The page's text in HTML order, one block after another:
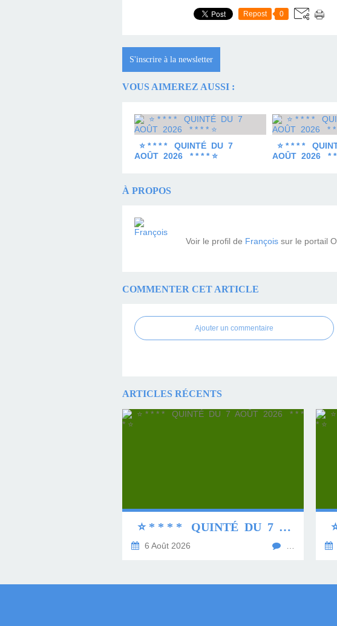
Repost 0
S'inscrire à la newsletter
VOUS AIMEREZ AUSSI :
⭐ * * * * QUINTÉ DU 7
AOÛT 2026 * * * * ⭐
⭐ * * * *
AOÛT 2026 * *
À PROPOS
Voir le profil de François sur le portail
COMMENTER CET ARTICLE
Ajouter un commentaire
ARTICLES RÉCENTS
⭐ * * * * QUINTÉ DU 7 AOÛT 2026 * * * * ⭐
6 Août 2026